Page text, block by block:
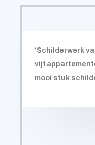
‘Schilderwerk
vijf
mooi stuk